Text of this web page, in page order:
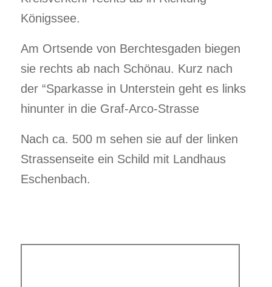
Königssee.
Am Ortsende von Berchtesgaden biegen
sie rechts ab nach Schönau. Kurz nach
der “Sparkasse in Unterstein geht es links
hinunter in die Graf-Arco-Strasse
Nach ca. 500 m sehen sie auf der linken
Strassenseite ein Schild mit Landhaus
Eschenbach.